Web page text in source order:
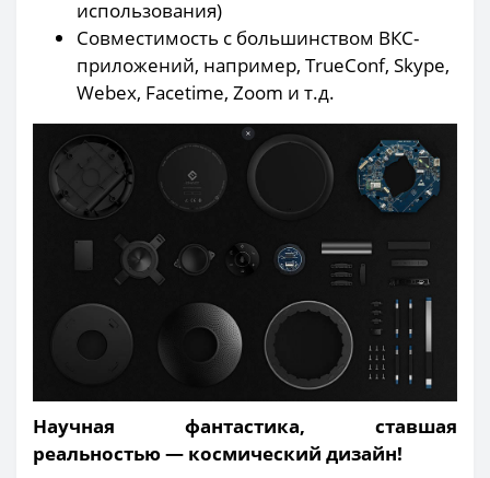
использования)
Совместимость с большинством ВКС-
приложений, например, TrueConf, Skype,
Webex, Facetime, Zoom и т.д.
Научная фантастика, ставшая
реальностью — космический дизайн!